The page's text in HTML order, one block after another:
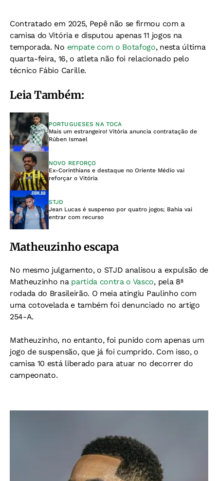
Contratado em 2025, Pepê não se firmou com a
camisa do Vitória e disputou apenas 11 jogos na
temporada. No empate com o Botafogo, nesta última
quarta-feira, 16, o atleta não foi relacionado pelo
técnico Fábio Carille.
Leia Também:
PORTUGUESES NA TOCA
Mais um estrangeiro! Vitória anuncia contratação de
Rúben Ismael
NOVO REFORÇO
Ex-Corinthians e destaque no Oriente Médio vai
reforçar o Vitória
STJD
Jean Lucas é suspenso por quatro jogos; Bahia vai
entrar com recurso
Matheuzinho escapa
No mesmo julgamento, o STJD analisou a expulsão de
Matheuzinho na partida contra o Vasco, pela 8ª
rodada do Brasileirão. O meia atingiu Paulinho com
uma cotovelada e também foi denunciado no artigo
254-A.
Matheuzinho, no entanto, foi punido com apenas um
jogo de suspensão, que já foi cumprido. Com isso, o
camisa 10 está liberado para atuar no decorrer do
campeonato.